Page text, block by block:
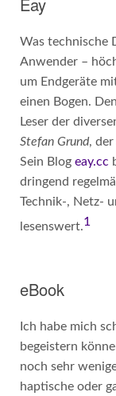
Eay
Was technische
Anwender –
um Endgeräte
einen Bogen.
Leser der
Stefan Grund,
Sein Blog eay.cc
dringend
Technik-, Netz-
lesenswert.1
eBook
Ich habe mich
begeistern
noch sehr
haptische oder